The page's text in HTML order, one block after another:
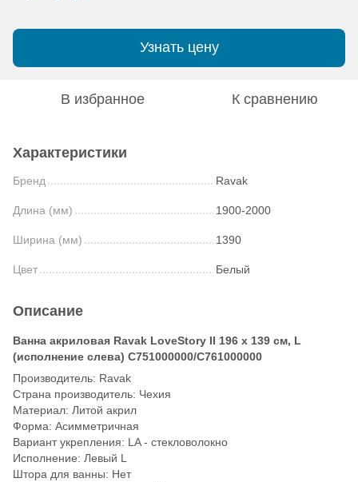
Узнать цену
В избранное К сравнению
Характеристики
Бренд Ravak
Длина (мм) 1900-2000
Ширина (мм) 1390
Цвет Белый
Описание
Ванна акриловая Ravak LoveStory II 196 х 139 см, L
(исполнение слева) C751000000/C761000000
Производитель: Ravak
Страна производитель: Чехия
Материал: Литой акрил
Форма: Асимметричная
Вариант укрепления: LA - стекловолокно
Исполнение: Левый L
Штора для ванны: Нет